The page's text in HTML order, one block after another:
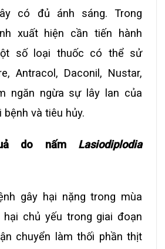
có đủ ánh sáng. Trong
xuất hiện cần tiến hành
số loại thuốc có thể sử
Antracol, Daconil, Nustar,
ngăn ngừa sự lây lan của
bệnh và tiêu hủy.
do nấm Lasiodiplodia
gây hại nặng trong mùa
hại chủ yếu trong giai đoạn
chuyển làm thối phần thịt